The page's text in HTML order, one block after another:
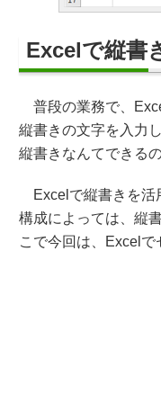
Excelで縦書
普段の業務で、
縦書きの文字を入力
縦書きなんてできる
Excelで縦書きを活
構成によっては、縦
こで今回は、Excelで